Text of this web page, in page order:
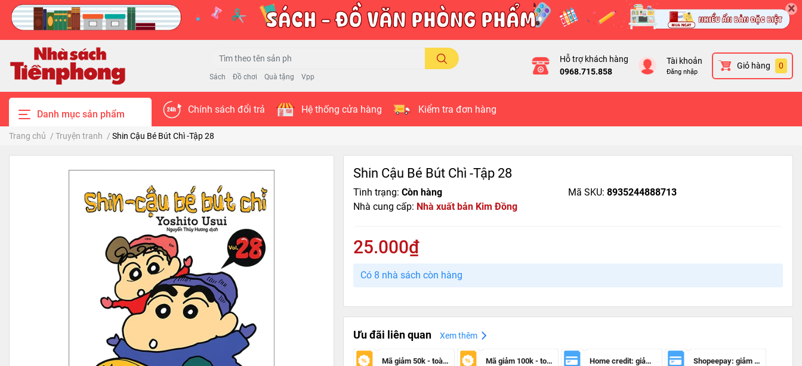
×
Sách Đồ chơi Quà tặng Vpp
Hỗ trợ khách hàng
0968.715.858
Tài khoản
Đăng nhập
Giỏ hàng 0
Danh mục sản phẩm Chính sách đổi trả Hệ thống cửa hàng Kiểm tra đơn hàng
Trang chủ / Truyện tranh / Shin Cậu Bé Bút Chì -Tập 28
Shin Cậu Bé Bút Chì -Tập 28
Tình trạng: Còn hàng Mã SKU: 8935244888713
Nhà cung cấp: Nhà xuất bản Kim Đồng
25.000₫
Có 8 nhà sách còn hàng
Ưu đãi liên quan Xem thêm
Mã giảm 50k - toàn sàn Mã giảm 100k - toàn sàn Home credit: giảm 50.000đ cho đơn hàng từ 150.000đ Shopeepay: giảm 20k cho đh từ 30k